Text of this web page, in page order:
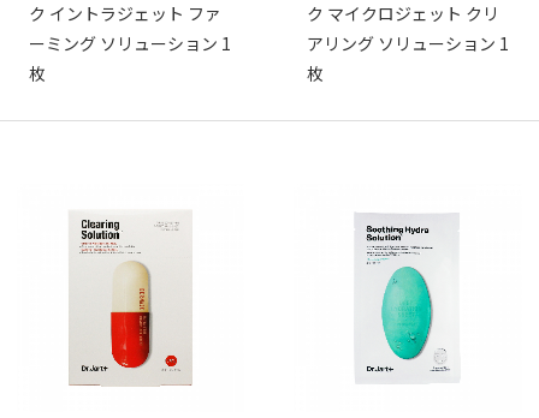
ク イントラジェット ファ
ーミング ソリューション 1
枚
ク マイクロジェット クリ
アリング ソリューション 1
枚